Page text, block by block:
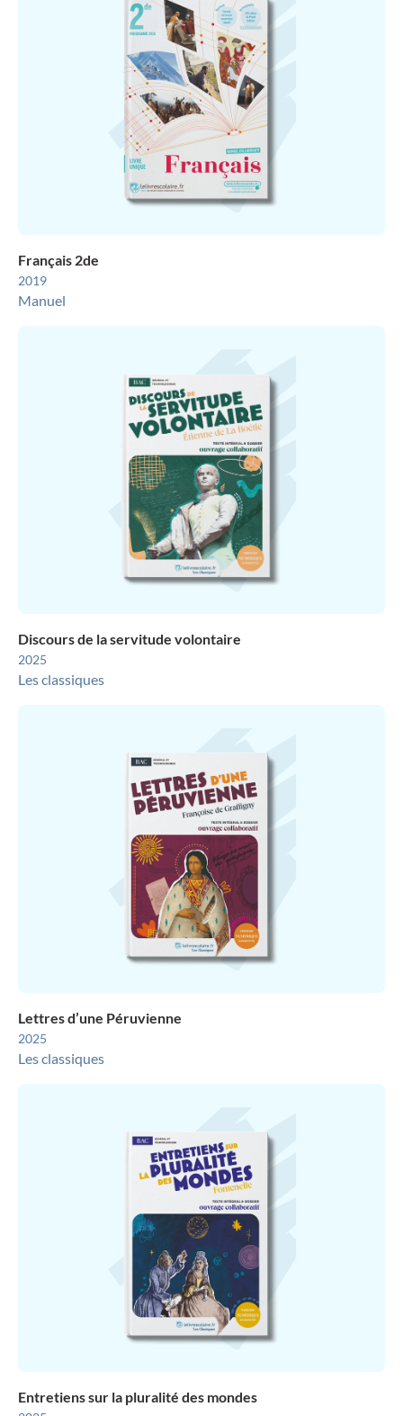
Français 2de
2019
Manuel
Discours de la servitude volontaire
2025
Les classiques
Lettres d’une Péruvienne
2025
Les classiques
Entretiens sur la pluralité des mondes